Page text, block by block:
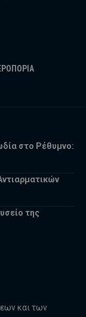
στο Ρέθυμνο:
της
και των